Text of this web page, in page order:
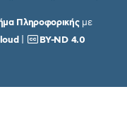
Πληροφορικήςμε
BY-ND 4.0